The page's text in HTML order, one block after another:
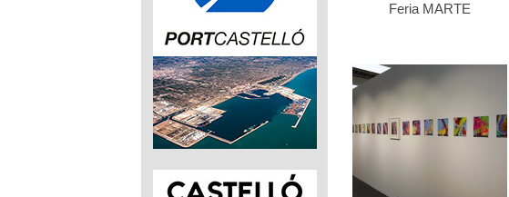
Feria MARTE